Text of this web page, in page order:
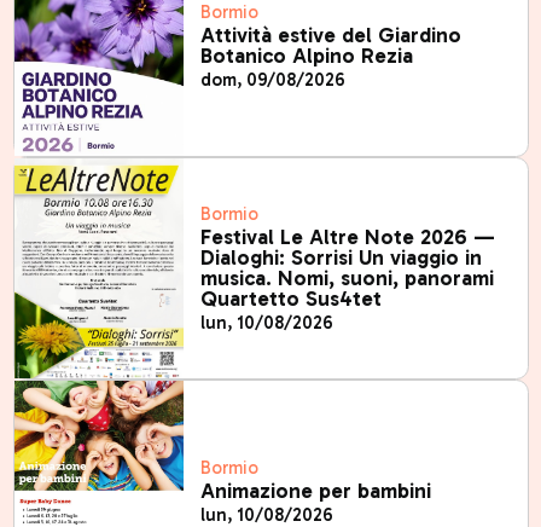
Bormio
Attività estive del Giardino
Botanico Alpino Rezia
dom, 09/08/2026
Bormio
Festival Le Altre Note 2026 —
Dialoghi: Sorrisi Un viaggio in
musica. Nomi, suoni, panorami
Quartetto Sus4tet
lun, 10/08/2026
Bormio
Animazione per bambini
lun, 10/08/2026